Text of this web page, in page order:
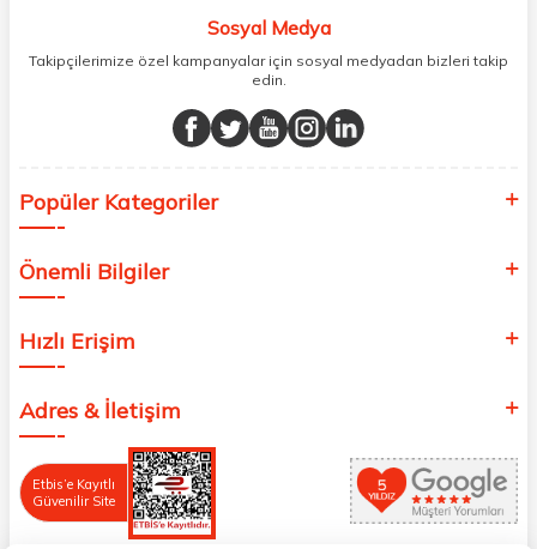
Sosyal Medya
Takipçilerimize özel kampanyalar için sosyal medyadan bizleri takip
edin.
Popüler Kategoriler
Önemli Bilgiler
Hızlı Erişim
Adres & İletişim
Etbis’e Kayıtlı
Güvenilir Site